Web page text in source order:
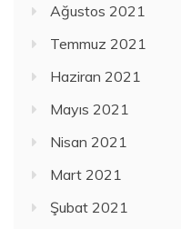
Ağustos 2021
Temmuz 2021
Haziran 2021
Mayıs 2021
Nisan 2021
Mart 2021
Şubat 2021